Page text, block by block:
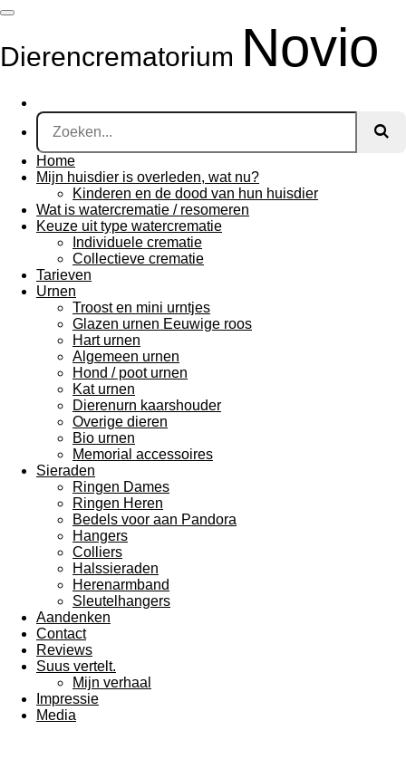
Ga
naar
de
Dierencrematorium Novio
Home
Mijn huisdier is overleden, wat nu?
Kinderen en de dood van hun huisdier
Wat is watercrematie / resomeren
Keuze uit type watercrematie
Individuele crematie
Collectieve crematie
Tarieven
Urnen
Troost en mini urntjes
Glazen urnen Eeuwige roos
Hart urnen
Algemeen urnen
Hond / poot urnen
Kat urnen
Dierenurn kaarshouder
Overige dieren
Bio urnen
Memorial accessoires
Sieraden
Ringen Dames
Ringen Heren
Bedels voor aan Pandora
Hangers
Colliers
Halssieraden
Herenarmband
Sleutelhangers
Aandenken
Contact
Reviews
Suus vertelt.
Mijn verhaal
Impressie
Media